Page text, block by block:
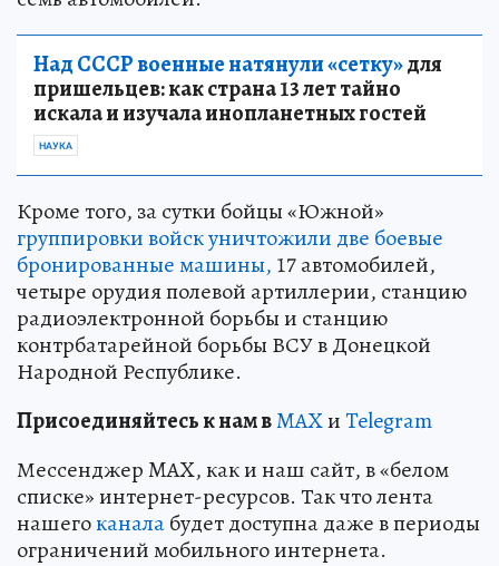
Над СССР военные натянули «сетку»для
пришельцев: как страна 13 лет тайно
искала и изучала инопланетных гостей
НАУКА
Кроме того, за сутки бойцы «Южной»
группировки войск уничтожили две боевые
бронированные машины, 17 автомобилей,
четыре орудия полевой артиллерии, станцию
радиоэлектронной борьбы и станцию
контрбатарейной борьбы ВСУ в Донецкой
Народной Республике.
Присоединяйтесь к нам вMAXиTelegram
Мессенджер MAX, как и наш сайт, в «белом
списке» интернет-ресурсов. Так что лента
нашегоканалабудет доступна даже в периоды
ограничений мобильного интернета.